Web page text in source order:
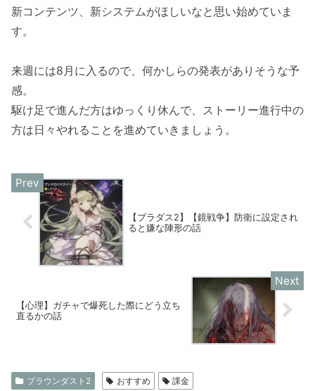
新コンテンツ、新システムがほしいなと思い始めていま
す。
来週には8月に入るので、何かしらの発表がありそうな予
感。
駆け足で進んだ方はゆっくり休んで、ストーリー進行中の
方は日々やれることを進めていきましょう。
【ブラダス2】【鏡戦争】防衛に設定され
ると嫌な陣形の話
【心理】ガチャで爆死した際にどう立ち
直るかの話
ブラウンダスト2 おすすめ 課金